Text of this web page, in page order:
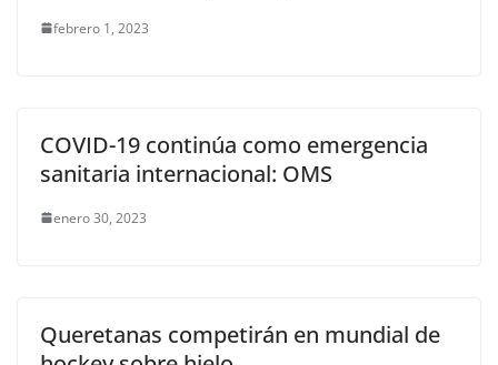
febrero 1, 2023
COVID-19 continúa como emergencia
sanitaria internacional: OMS
enero 30, 2023
Queretanas competirán en mundial de